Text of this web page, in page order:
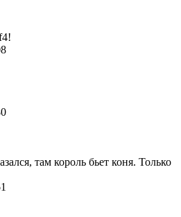
там король бьет коня. Только